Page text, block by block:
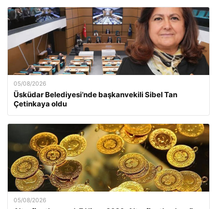
05/08/2026
Üsküdar Belediyesi’nde başkanvekili Sibel Tan
Çetinkaya oldu
05/08/2026